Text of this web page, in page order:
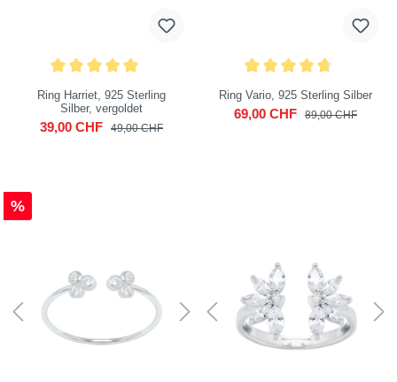
Ring Harriet, 925 Sterling
Silber, vergoldet
39,00 CHF 49,00 CHF
Ring Vario, 925 Sterling Silber
69,00 CHF 89,00 CHF
%